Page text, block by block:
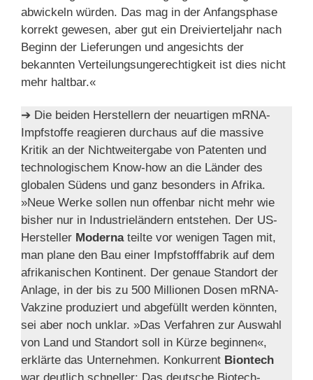
abwickeln würden. Das mag in der Anfangsphase
korrekt gewesen, aber gut ein Dreivierteljahr nach
Beginn der Lieferungen und angesichts der
bekannten Verteilungsungerechtigkeit ist dies nicht
mehr haltbar.«
➔ Die beiden Herstellern der neuartigen mRNA-
Impfstoffe reagieren durchaus auf die massive
Kritik an der Nichtweitergabe von Patenten und
technologischem Know-how an die Länder des
globalen Südens und ganz besonders in Afrika.
»Neue Werke sollen nun offenbar nicht mehr wie
bisher nur in Industrieländern entstehen. Der US-
Hersteller Modernateilte vor wenigen Tagen mit,
man plane den Bau einer Impfstofffabrik auf dem
afrikanischen Kontinent. Der genaue Standort der
Anlage, in der bis zu 500 Millionen Dosen mRNA-
Vakzine produziert und abgefüllt werden könnten,
sei aber noch unklar. »Das Verfahren zur Auswahl
von Land und Standort soll in Kürze beginnen«,
erklärte das Unternehmen. Konkurrent Biontech